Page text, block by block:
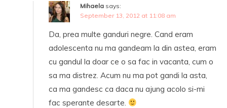
Mihaela says:
September 13, 2012 at 11:08 am
Da, prea multe ganduri negre. Cand eram
adolescenta nu ma gandeam la din astea, eram
cu gandul la doar ce o sa fac in vacanta, cum o
sa ma distrez. Acum nu ma pot gandi la asta,
ca ma gandesc ca daca nu ajung acolo si-mi
fac sperante desarte.